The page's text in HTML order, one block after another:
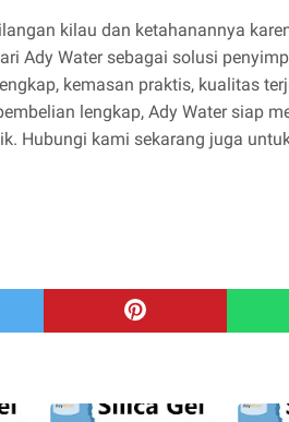
kilau dan ketahanannya
Ady Water sebagai solusi
kemasan praktis, kualitas
lengkap, Ady Water siap
Hubungi kami sekarang juga